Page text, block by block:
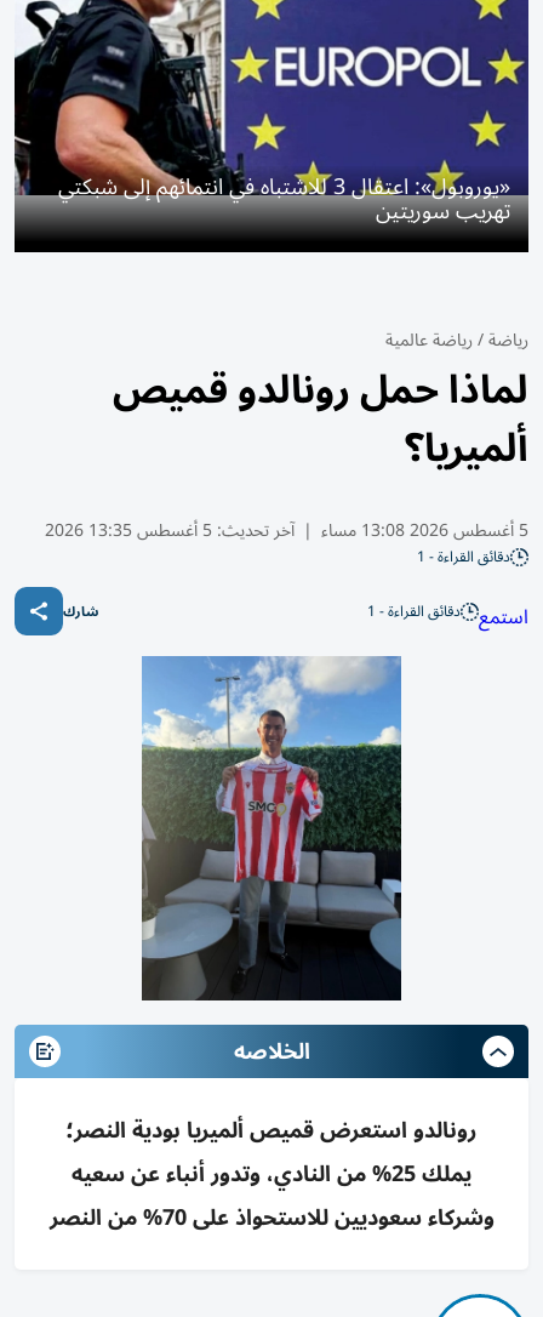
«يوروبول»: اعتقال 3 للاشتباه في انتمائهم إلى شبكتي
تهريب سوريتين
رياضة/رياضة عالمية
لماذا حمل رونالدو قميص
ألميريا؟
5 أغسطس 2026 13:08 مساء | آخر تحديث:5 أغسطس 13:35 2026
دقائق القراءة - 1
استمع دقائق القراءة - 1 شارك
الخلاصه
رونالدو استعرض قميص ألميريا بودية النصر؛
يملك 25% من النادي، وتدور أنباء عن سعيه
وشركاء سعوديين للاستحواذ على 70% من النصر